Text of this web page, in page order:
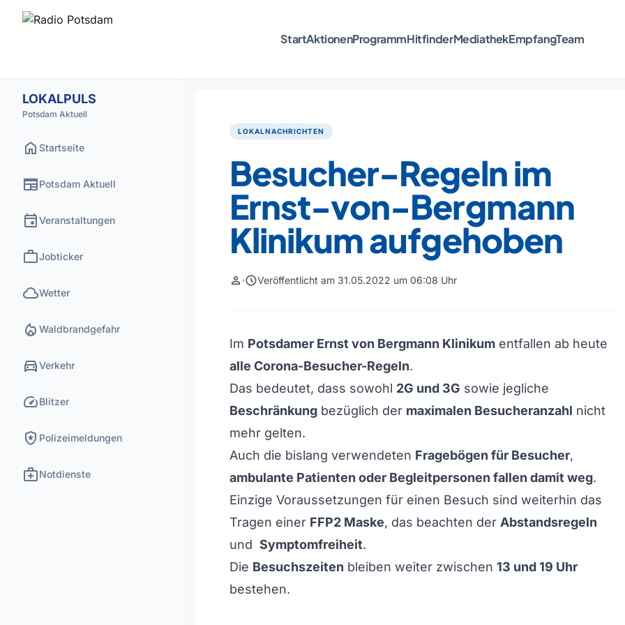
StartAktionenProgrammHitfinderMediathekEmpfangTeam
LOKALPULS
Potsdam Aktuell
home Startseite
newspaperPotsdam Aktuell
eventVeranstaltungen
workJobticker
cloudWetter
local_fire_department Waldbrandgefahr
directions_carVerkehr
speedBlitzer
local_police Polizeimeldungen
medical_servicesNotdienste
LOKALNACHRICHTEN
Besucher-Regeln im
Ernst-von-Bergmann
Klinikum aufgehoben
person scheduleVeröffentlicht am 31.05.2022 um 06:08 Uhr
Im Potsdamer Ernst von Bergmann Klinikum entfallen ab heute
alle Corona-Besucher-Regeln.
Das bedeutet, dass sowohl 2G und 3G sowie jegliche
Beschränkung bezüglich der maximalen Besucheranzahl nicht
mehr gelten.
Auch die bislang verwendeten Fragebögen für Besucher,
ambulante Patienten oder Begleitpersonen fallen damit weg.
Einzige Voraussetzungen für einen Besuch sind weiterhin das
Tragen einer FFP2 Maske, das beachten der Abstandsregeln
und Symptomfreiheit.
Die Besuchszeiten bleiben weiter zwischen 13 und 19 Uhr
bestehen.